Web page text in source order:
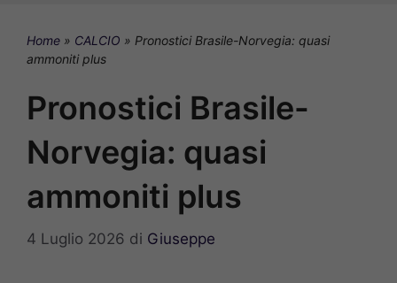
Home » CALCIO » Pronostici Brasile-Norvegia: quasi
ammoniti plus
Pronostici Brasile-
Norvegia: quasi
ammoniti plus
4 Luglio 2026 di Giuseppe